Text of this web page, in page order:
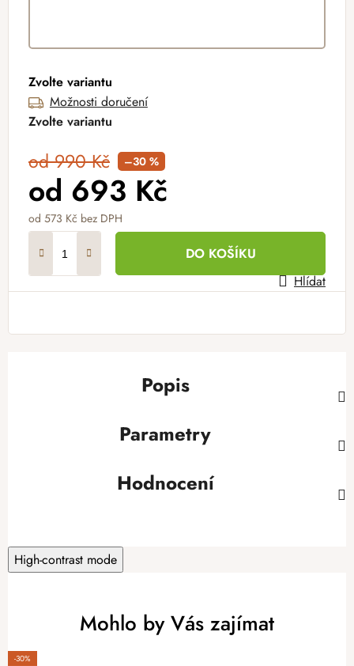
Zvolte variantu
Možnosti doručení
Zvolte variantu
od 990 Kč –30 %
od 693 Kč
od 573 Kč bez DPH
DO KOŠÍKU
Hlídat
Popis
Parametry
Hodnocení
High-contrast mode
Mohlo by Vás zajímat
-30%